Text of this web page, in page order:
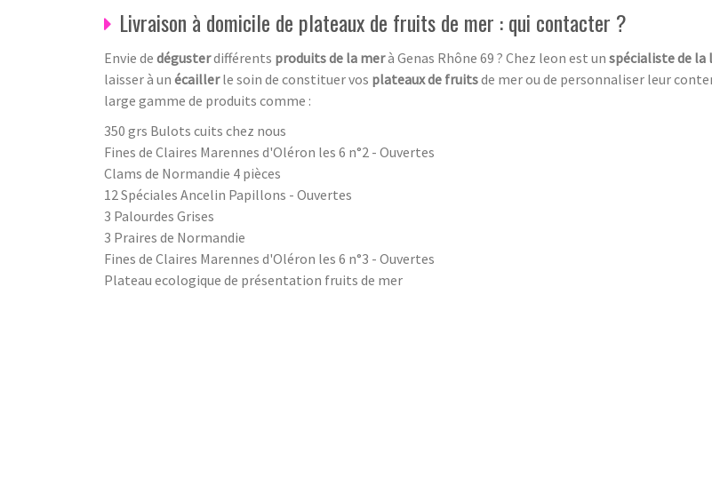
Livraison à domicile de plateaux de fruits de mer : qui contacter ?
Envie de dégusterdifférents produits de la merà Genas Rhône 69 ? Chez leon est un spécialiste de la
laisser à un écaillerle soin de constituer vos plateaux de fruitsde mer ou de personnaliser leur
large gamme de produits comme :
350 grs Bulots cuits chez nous
Fines de Claires Marennes d'Oléron les 6 n°2 - Ouvertes
Clams de Normandie 4 pièces
12 Spéciales Ancelin Papillons - Ouvertes
3 Palourdes Grises
3 Praires de Normandie
Fines de Claires Marennes d'Oléron les 6 n°3 - Ouvertes
Plateau ecologique de présentation fruits de mer